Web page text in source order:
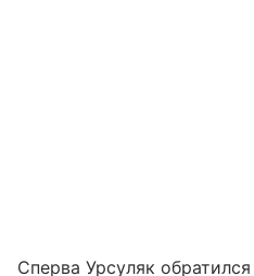
Сперва Урсуляк